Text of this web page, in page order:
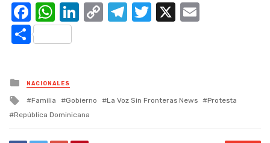
Facebook
WhatsApp
LinkedIn
CopyTelegram
Twitter
X
Compartir
Posted
in
NACIONALES
Tagged
with
Familia Gobierno La Voz Sin Fronteras News
Protesta
República Dominicana